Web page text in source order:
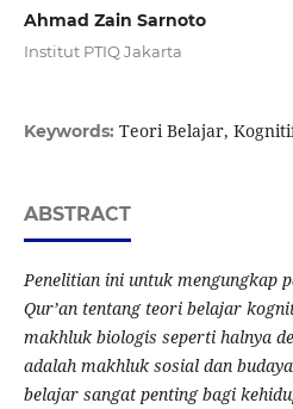
Ahmad Zain Sarnoto
Institut PTIQ Jakarta
Keywords: Teori Belajar,
ABSTRACT
Penelitian ini untuk mengungkap
Qur’an tentang teori belajar
makhluk biologis seperti halnya
adalah makhluk sosial dan
belajar sangat penting bagi